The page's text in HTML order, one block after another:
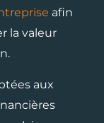
afin
la valeur
aux